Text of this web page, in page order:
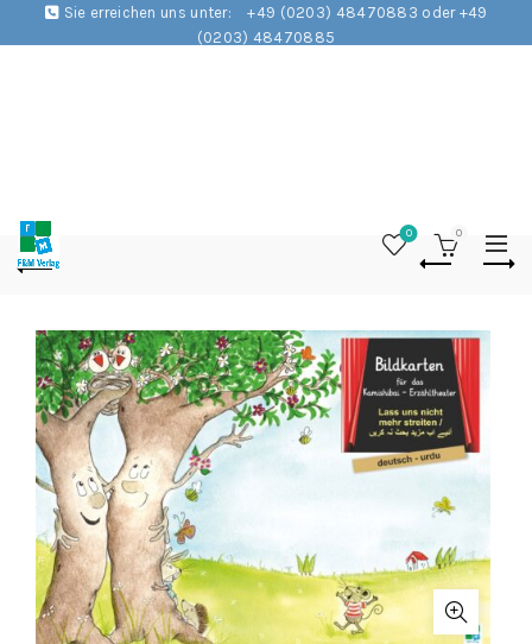
Sie erreichen uns unter:
+49 (0203) 48470883 oder +49
(0203) 48470885
0 0